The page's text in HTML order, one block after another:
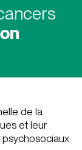
de la
et leur
psychosociaux